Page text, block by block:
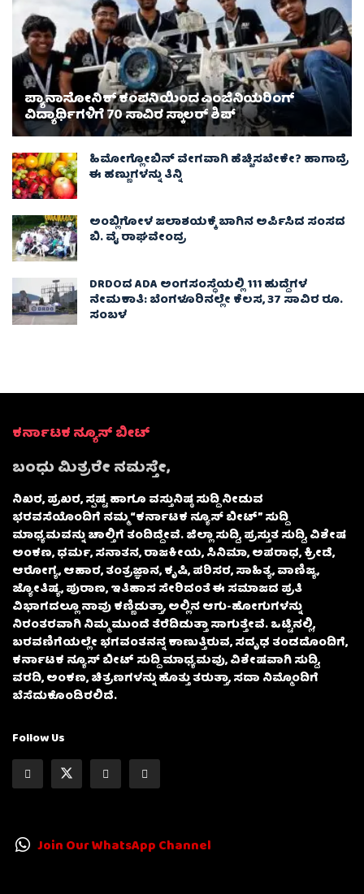
ಪ್ಯಾನಾಸೋನಿಕ್ ಕಂಪನಿಯಿಂದ ಎಂಜಿನಿಯರಿಂಗ್
ವಿದ್ಯಾರ್ಥಿಗಳಿಗೆ 70 ಸಾವಿರ ಸ್ಕಾಲರ್ ಶಿಪ್
ಹಿಮೋಗ್ಲೋಬಿನ್ ವೇಗವಾಗಿ ಹೆಚ್ಚಿಸಬೇಕೇ? ಹಾಗಾದ್ರೆ
ಈ ಹಣ್ಣುಗಳನ್ನು ತಿನ್ನಿ
ಅಂಬ್ಲಿಗೋಳ ಜಲಾಶಯಕ್ಕೆ ಬಾಗಿನ ಅರ್ಪಿಸಿದ ಸಂಸದ
ಬಿ. ವೈ ರಾಘವೇಂದ್ರ
DRDOದ ADA ಅಂಗಸಂಸ್ಥೆಯಲ್ಲಿ 111 ಹುದ್ದೆಗಳ
ನೇಮಕಾತಿ: ಬೆಂಗಳೂರಿನಲ್ಲೇ ಕೆಲಸ, 37 ಸಾವಿರ ರೂ.
ಸಂಬಳ
ಕರ್ನಾಟಕ ನ್ಯೂಸ್ ಬೀಟ್
ಬಂಧು ಮಿತ್ರರೇ ನಮಸ್ತೇ,
ನಿಖರ, ಪ್ರಖರ, ಸ್ಪಷ್ಟ ಹಾಗೂ ವಸ್ತುನಿಷ್ಠ ಸುದ್ದಿ ನೀಡುವ
ಭರವಸೆಯೊಂದಿಗೆ ನಮ್ಮ “ಕರ್ನಾಟಕ ನ್ಯೂಸ್ ಬೀಟ್” ಸುದ್ದಿ
ಮಾಧ್ಯಮವನ್ನು ಚಾಲ್ತಿಗೆ ತಂದಿದ್ದೇವೆ. ಜಿಲ್ಲಾ ಸುದ್ದಿ, ಪ್ರಸ್ತುತ ಸುದ್ದಿ, ವಿಶೇಷ
ಅಂಕಣ, ಧರ್ಮ, ಸನಾತನ, ರಾಜಕೀಯ, ಸಿನಿಮಾ, ಅಪರಾಧ, ಕ್ರೀಡೆ,
ಆರೋಗ್ಯ, ಆಹಾರ, ತಂತ್ರಜ್ಞಾನ, ಕೃಷಿ, ಪರಿಸರ, ಸಾಹಿತ್ಯ, ವಾಣಿಜ್ಯ,
ಜ್ಯೋತಿಷ್ಯ, ಪುರಾಣ, ಇತಿಹಾಸ ಸೇರಿದಂತೆ ಈ ಸಮಾಜದ ಪ್ರತಿ
ವಿಭಾಗದಲ್ಲೂ ನಾವು ಕಣ್ಣಿಡುತ್ತಾ, ಅಲ್ಲಿನ ಆಗು-ಹೋಗುಗಳನ್ನು
ನಿರಂತರವಾಗಿ ನಿಮ್ಮ ಮುಂದೆ ತೆರೆದಿಡುತ್ತಾ ಸಾಗುತ್ತೇವೆ. ಒಟ್ಟಿನಲ್ಲಿ,
ಬರವಣಿಗೆಯಲ್ಲೇ ಭಗವಂತನನ್ನ ಕಾಣುತ್ತಿರುವ, ಸದೃಢ ತಂಡದೊಂದಿಗೆ,
ಕರ್ನಾಟಕ ನ್ಯೂಸ್ ಬೀಟ್ ಸುದ್ದಿ ಮಾಧ್ಯಮವು, ವಿಶೇಷವಾಗಿ ಸುದ್ದಿ,
ವರದಿ, ಅಂಕಣ, ಚಿತ್ರಣಗಳನ್ನು ಹೊತ್ತು ತರುತ್ತಾ, ಸದಾ ನಿಮ್ಮೊಂದಿಗೆ
ಬೆಸೆದುಕೊಂಡಿರಲಿದೆ.
Follow Us
Join Our WhatsApp Channel